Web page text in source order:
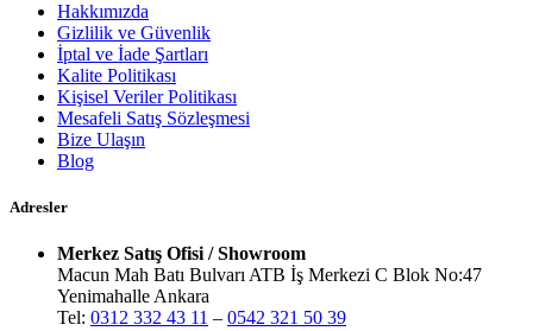
Hakkımızda
Gizlilik ve Güvenlik
İptal ve İade Şartları
Kalite Politikası
Kişisel Veriler Politikası
Mesafeli Satış Sözleşmesi
Bize Ulaşın
Blog
Adresler
Merkez Satış Ofisi / Showroom
Macun Mah Batı Bulvarı ATB İş Merkezi C Blok No:47
Yenimahalle Ankara
Tel: 0312 332 43 11 – 0542 321 50 39